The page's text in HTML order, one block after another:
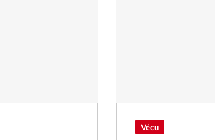
Vécu